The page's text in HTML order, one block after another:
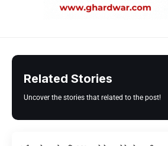
Related Stories
Uncover the stories that related to the post!